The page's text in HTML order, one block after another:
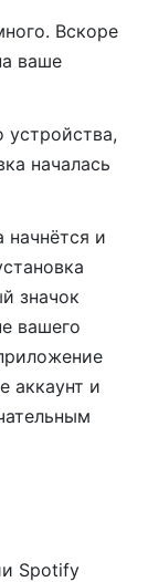
Вскоре
ваше
устройства,
началась
и
значок
вашего
аккаунт и
Spotify